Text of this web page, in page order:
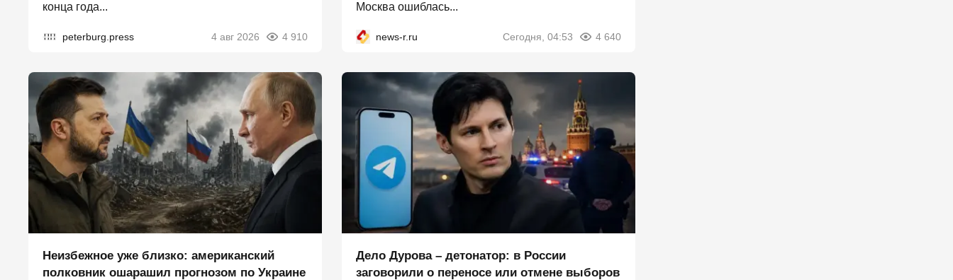
конца года...
peterburg.press 4 авг 2026 4 910
Москва ошиблась...
news-r.ru Сегодня, 04:53 4 640
Неизбежное уже близко: американский
полковник ошарашил прогнозом по Украине
Дело Дурова – детонатор: в России
заговорили о переносе или отмене выборов